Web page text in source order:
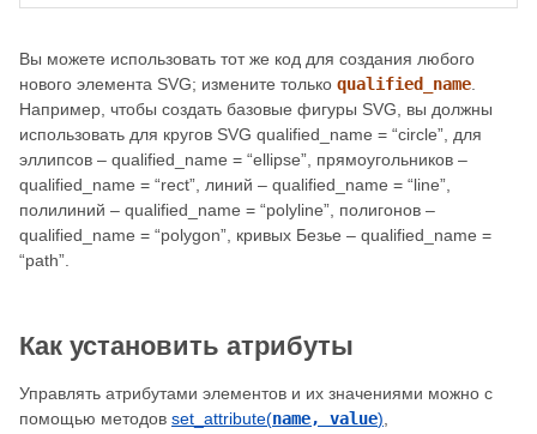
Вы можете использовать тот же код для создания любого
нового элемента SVG; измените только qualified_name
Например, чтобы создать базовые фигуры SVG, вы должны
использовать для кругов SVG qualified_name = “circle”, для
эллипсов – qualified_name = “ellipse”, прямоугольников –
qualified_name = “rect”, линий – qualified_name = “line”,
полилиний – qualified_name = “polyline”, полигонов –
qualified_name = “polygon”, кривых Безье – qualified_name =
“path”.
Как установить атрибуты
Управлять атрибутами элементов и их значениями можно с
помощью методов set_attribute(name, value)